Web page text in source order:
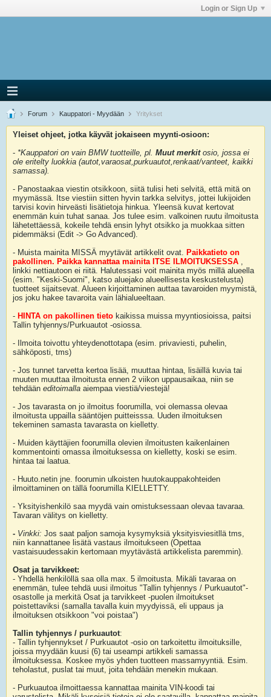
Login or Sign Up
Forum Kauppatori - Myydään Yritykset
Yleiset ohjeet, jotka käyvät jokaiseen myynti-osioon:
- *Kauppatori on vain BMW tuotteille, pl. Muut merkitosio, jossa ei
ole eritelty luokkia (autot,varaosat,purkuautot,renkaat/vanteet, kaikki
samassa).
- Panostaakaa viestin otsikkoon, siitä tulisi heti selvitä, että mitä on
myymässä. Itse viestiin sitten hyvin tarkka selvitys, jottei lukijoiden
tarvisi kovin hirveästi lisätietoja hinkua. Yleensä kuvat kertovat
enemmän kuin tuhat sanaa. Jos tulee esim. valkoinen ruutu ilmoitusta
lähetettäessä, kokeile tehdä ensin lyhyt otsikko ja muokkaa sitten
pidemmäksi (Edit -> Go Advanced).
- Muista mainita MISSÄ myytävät artikkelit ovat. Paikkatieto on
pakollinen. Paikka kannattaa mainita ITSE ILMOITUKSESSA ,
linkki nettiautoon ei riitä. Halutessasi voit mainita myös millä alueella
(esim. "Keski-Suomi", katso aluejako alueellisesta keskustelusta)
tuotteet sijaitsevat. Alueen kirjoittaminen auttaa tavaroiden myymistä,
jos joku hakee tavaroita vain lähialueeltaan.
- HINTA on pakollinen tieto kaikissa muissa myyntiosioissa, paitsi
Tallin tyhjennys/Purkuautot -osiossa.
- Ilmoita toivottu yhteydenottotapa (esim. privaviesti, puhelin,
sähköposti, tms)
- Jos tunnet tarvetta kertoa lisää, muuttaa hintaa, lisäillä kuvia tai
muuten muuttaa ilmoitusta ennen 2 viikon uppausaikaa, niin se
tehdään editoimalla aiempaa viestiä/viestejä!
- Jos tavarasta on jo ilmoitus foorumilla, voi olemassa olevaa
ilmoitusta uppailla sääntöjen puitteisssa. Uuden ilmoituksen
tekeminen samasta tavarasta on kielletty.
- Muiden käyttäjien foorumilla olevien ilmoitusten kaikenlainen
kommentointi omassa ilmoituksessa on kielletty, koski se esim.
hintaa tai laatua.
- Huuto.netin jne. foorumin ulkoisten huutokauppakohteiden
ilmoittaminen on tällä foorumilla KIELLETTY.
- Yksityishenkilö saa myydä vain omistuksessaan olevaa tavaraa.
Tavaran välitys on kielletty.
- Vinkki: Jos saat paljon samoja kysymyksiä yksityisviesitllä tms,
niin kannattanee lisätä vastaus ilmoitukseen (Opettaa
vastaisuudessakin kertomaan myytävästä artikkelista paremmin).
Osat ja tarvikkeet:
- Yhdellä henkilöllä saa olla max. 5 ilmoitusta. Mikäli tavaraa on
enemmän, tulee tehdä uusi ilmoitus "Tallin tyhjennys / Purkuautot"-
osastolle ja merkitä Osat ja tarvikkeet -puolen ilmoitukset
poistettaviksi (samalla tavalla kuin myydyissä, eli uppaus ja
ilmoituksen otsikkoon "voi poistaa")
Tallin tyhjennys / purkuautot:
- Tallin tyhjennykset / Purkuautot -osio on tarkoitettu ilmoituksille,
joissa myydään kuusi (6) tai useampi artikkeli samassa
ilmoituksessa. Koskee myös yhden tuotteen massamyyntiä. Esim.
teholastut, puslat tai muut, joita tehdään menekin mukaan.
- Purkuautoa ilmoittaessa kannattaa mainita VIN-koodi tai